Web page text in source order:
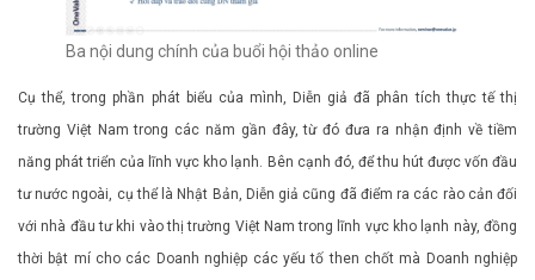
Ba nội dung chính của buổi hội thảo online
Cụ thể, trong phần phát biểu của mình, Diễn giả đã phân tích thực tế thị
trường Việt Nam trong các năm gần đây, từ đó đưa ra nhận định về tiềm
năng phát triển của lĩnh vực kho lạnh. Bên cạnh đó, để thu hút được vốn đầu
tư nước ngoài, cụ thể là Nhật Bản, Diễn giả cũng đã điểm ra các rào cản đối
với nhà đầu tư khi vào thị trường Việt Nam trong lĩnh vực kho lạnh này, đồng
thời bật mí cho các Doanh nghiệp các yếu tố then chốt mà Doanh nghiệp